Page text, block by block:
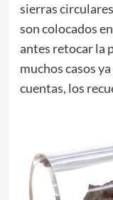
sierras
son colocados
antes retocar la
muchos casos
cuentas, los